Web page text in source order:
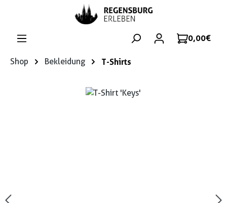
Zum Hauptinhalt springen
0,00 €
Shop Bekleidung T-Shirts
Bildergalerie überspringen